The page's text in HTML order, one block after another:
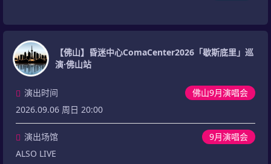
【佛山】昏迷中心ComaCenter2026「歇斯底里」巡
演·佛山站
佛山9月演唱会
演出时间
2026.09.06 周日 20:00
9月演唱会
演出场馆
ALSO LIVE